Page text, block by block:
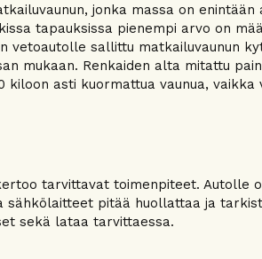
jonka massa on
tapauksissa pienempi arvo on
vetoautolle sallittu matkailuvaunun
mukaan. Renkaiden alta mitattu
kiloon asti kuormattua vaunua,
tarvittavat toimenpiteet. Autolle
sähkölaitteet pitää huollattaa ja
sekä lataa tarvittaessa.